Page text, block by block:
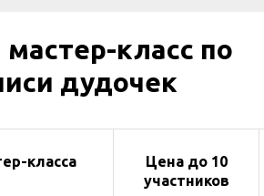
класс по
дудочек
класса
Цена до 10
участников